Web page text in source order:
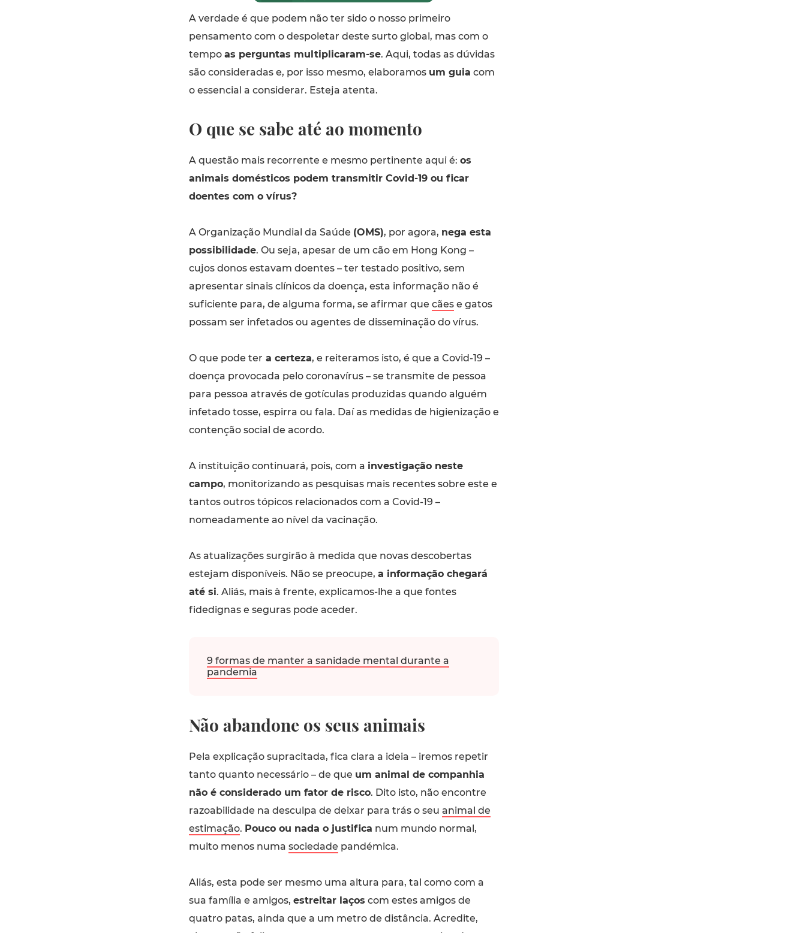
A verdade é que podem não ter sido o nosso primeiro
pensamento com o despoletar deste surto global, mas com o
tempo as perguntas multiplicaram-se. Aqui, todas as dúvidas
são consideradas e, por isso mesmo, elaboramos um guia com
o essencial a considerar. Esteja atenta.
O que se sabe até ao momento
A questão mais recorrente e mesmo pertinente aqui é: os
animais domésticos podem transmitir Covid-19 ou ficar
doentes com o vírus?
A Organização Mundial da Saúde (OMS), por agora, nega esta
possibilidade. Ou seja, apesar de um cão em Hong Kong ­–
cujos donos estavam doentes – ter testado positivo, sem
apresentar sinais clínicos da doença, esta informação não é
suficiente para, de alguma forma, se afirmar que cãese gatos
possam ser infetados ou agentes de disseminação do vírus.
O que pode ter a certeza, e reiteramos isto, é que a Covid-19 –
doença provocada pelo coronavírus – se transmite de pessoa
para pessoa através de gotículas produzidas quando alguém
infetado tosse, espirra ou fala. Daí as medidas de higienização e
contenção social de acordo.
A instituição continuará, pois, com a investigação neste
campo, monitorizando as pesquisas mais recentes sobre este e
tantos outros tópicos relacionados com a Covid-19 –
nomeadamente ao nível da vacinação.
As atualizações surgirão à medida que novas descobertas
estejam disponíveis. Não se preocupe, a informação chegará
até si. Aliás, mais à frente, explicamos-lhe a que fontes
fidedignas e seguras pode aceder.
9 formas de manter a sanidade mental durante a
pandemia
Não abandone os seus animais
Pela explicação supracitada, fica clara a ideia – iremos repetir
tanto quanto necessário – de que um animal de companhia
não é considerado um fator de risco. Dito isto, não encontre
razoabilidade na desculpa de deixar para trás o seu animal de
estimação. Pouco ou nada o justifica num mundo normal,
muito menos numa sociedade pandémica.
Aliás, esta pode ser mesmo uma altura para, tal como com a
sua família e amigos, estreitar laços com estes amigos de
quatro patas, ainda que a um metro de distância. Acredite,